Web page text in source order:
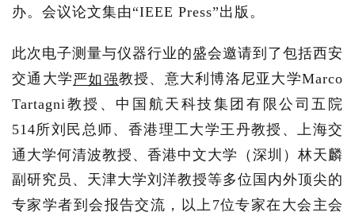
办。会议论文集由“IEEE Press”出版。
此次电子测量与仪器行业的盛会邀请到了包括西安
交通大学严如强教授、意大利博洛尼亚大学Marco
Tartagni教授、中国航天科技集团有限公司五院
514所刘民总师、香港理工大学王丹教授、上海交
通大学何清波教授、香港中文大学（深圳）林天麟
副研究员、天津大学刘洋教授等多位国内外顶尖的
专家学者到会报告交流，以上7位专家在大会主会